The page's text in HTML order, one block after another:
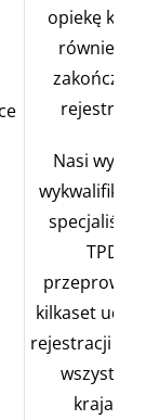
opiekę
również
rejestracji.
Nasi
specjaliści
TPD
kilkaset
rejestracji
wszystkich
krajach